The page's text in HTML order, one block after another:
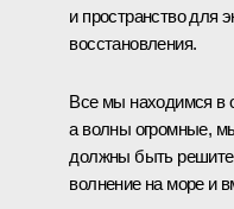
и пространство для
восстановления.
Все мы находимся в
а волны огромные,
должны быть
волнение на море и